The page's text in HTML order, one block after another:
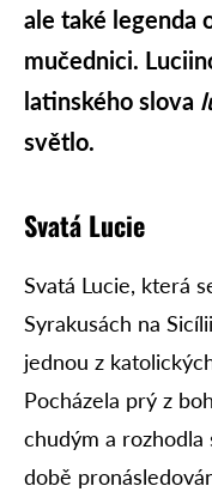
ale také legenda
mučednici.
latinského slova
světlo.
Svatá Lucie
Svatá Lucie, která
Syrakusách na
jednou z
Pocházela prý z
chudým a rozhodla
době